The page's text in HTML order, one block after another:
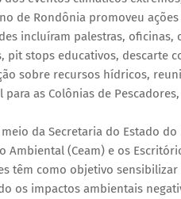
de Rondônia promoveu
incluíram palestras, oficinas,
stops educativos, descarte
sobre recursos hídricos,
as Colônias de
da Secretaria do Estado
(Ceam) e os
têm como objetivo
os impactos ambientais